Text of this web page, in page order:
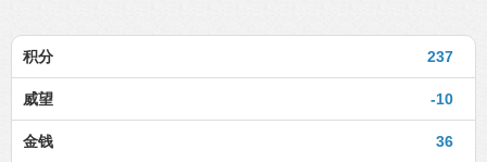
237
积分
-10
威望
36
金钱